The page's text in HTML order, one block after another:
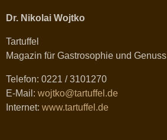
Dr. Nikolai Wojtko
Tartuffel
Magazin für Gastrosophie und Genuss
Telefon: 0221 / 3101270
E-Mail: wojtko@tartuffel.de
Internet: www.tartuffel.de